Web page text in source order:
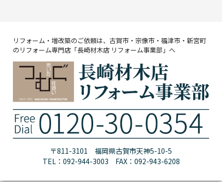
リフォーム・増改築のご依頼は、古賀市・宗像市・福津市・新宮町
のリフォーム専門店「長崎材木店 リフォーム事業部」へ
〒811-3101 福岡県古賀市天神5-10-5
TEL：092-944-3003 FAX：092-943-6208